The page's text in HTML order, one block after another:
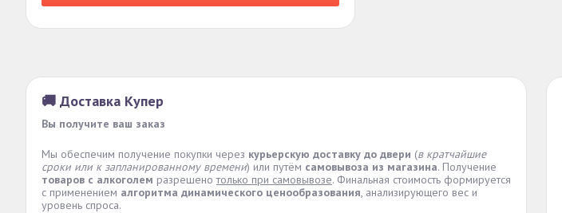
🚚 Доставка Купер
Вы получите ваш заказ
Мы обеспечим получение покупки через курьерскую доставку до двери (в кратчайшие
сроки или к запланированному времени) или путём самовывоза из магазина. Получение
товаров с алкоголем разрешенотолько при самовывозе. Финальная стоимость формируется
с применением алгоритма динамического ценообразования, анализирующего вес и
уровень спроса.